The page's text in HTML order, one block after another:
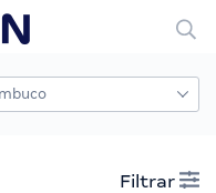
Filtrar